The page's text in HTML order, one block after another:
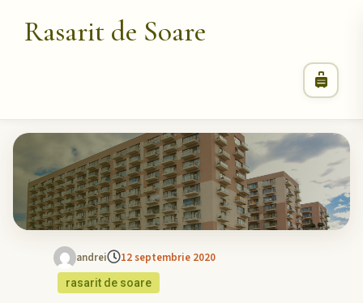
Rasarit de Soare
andrei 12 septembrie 2020
rasarit de soare